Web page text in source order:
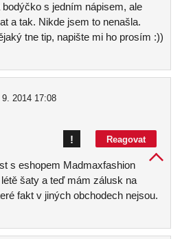
s jedním nápisem, ale
a tak. Nikde jsem to nenašla.
tne tip, napište mi ho prosím :))
9. 2014 17:08
Reagovat
!
s eshopem Madmaxfashion
šaty a teď mám zálusk na
fakt v jiných obchodech nejsou.